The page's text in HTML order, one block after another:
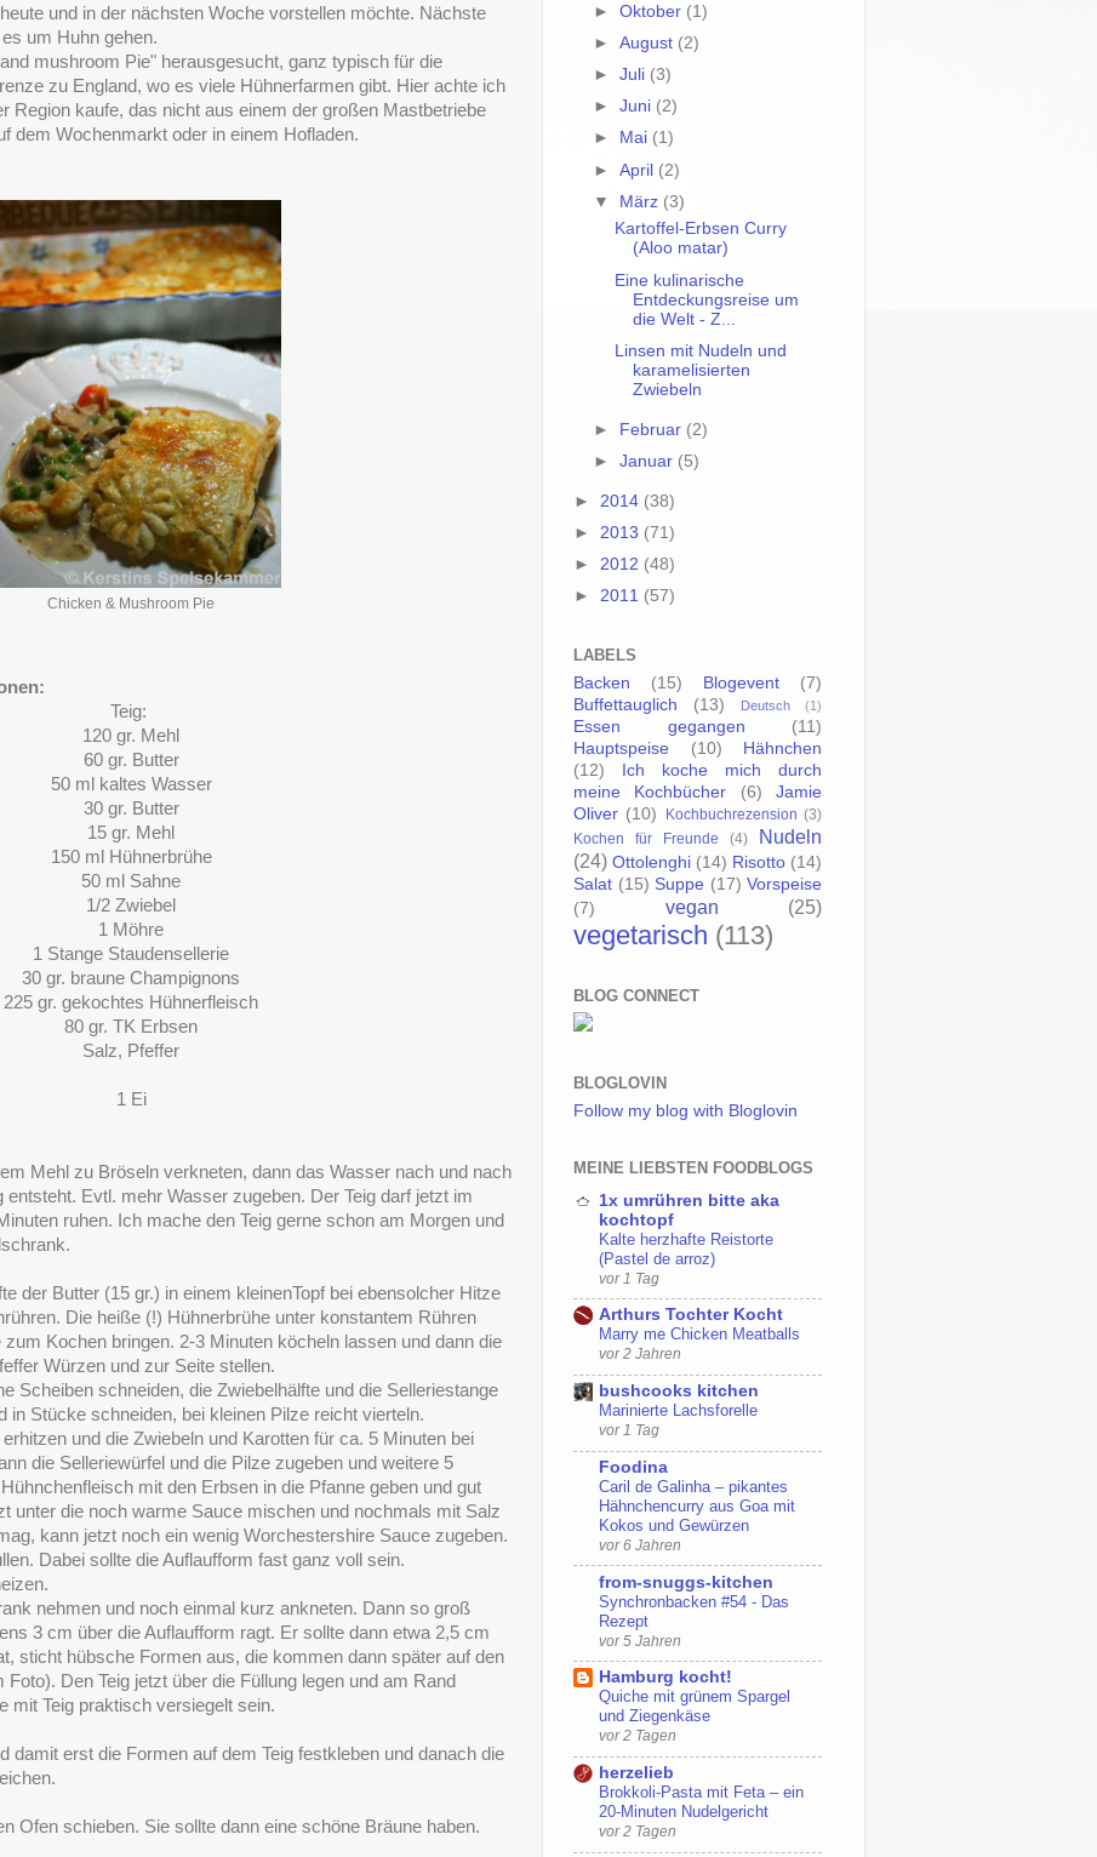
und in der nächsten Woche vorstellen möchte. Nächste
um Huhn gehen.
mushroom Pie" herausgesucht, ganz typisch für die
zu England, wo es viele Hühnerfarmen gibt. Hier achte ich
Region kaufe, das nicht aus einem der großen Mastbetriebe
dem Wochenmarkt oder in einem Hofladen.
Chicken & Mushroom Pie
Teig:
120 gr. Mehl
60 gr. Butter
50 ml kaltes Wasser
30 gr. Butter
15 gr. Mehl
150 ml Hühnerbrühe
50 ml Sahne
1/2 Zwiebel
1 Möhre
1 Stange Staudensellerie
30 gr. braune Champignons
225 gr. gekochtes Hühnerfleisch
80 gr. TK Erbsen
Salz, Pfeffer
1 Ei
Mehl zu Bröseln verkneten, dann das Wasser nach und nach
entsteht. Evtl. mehr Wasser zugeben. Der Teig darf jetzt im
ruhen. Ich mache den Teig gerne schon am Morgen und
der Butter (15 gr.) in einem kleinenTopf bei ebensolcher Hitze
Die heiße (!) Hühnerbrühe unter konstantem Rühren
Kochen bringen. 2-3 Minuten köcheln lassen und dann die
Würzen und zur Seite stellen.
Scheiben schneiden, die Zwiebelhälfte und die Selleriestange
in Stücke schneiden, bei kleinen Pilze reicht vierteln.
und die Zwiebeln und Karotten für ca. 5 Minuten bei
die Selleriewürfel und die Pilze zugeben und weitere 5
mit den Erbsen in die Pfanne geben und gut
unter die noch warme Sauce mischen und nochmals mit Salz
kann jetzt noch ein wenig Worchestershire Sauce zugeben.
Dabei sollte die Auflaufform fast ganz voll sein.
nehmen und noch einmal kurz ankneten. Dann so groß
3 cm über die Auflaufform ragt. Er sollte dann etwa 2,5 cm
sticht hübsche Formen aus, die kommen dann später auf den
Den Teig jetzt über die Füllung legen und am Rand
mit Teig praktisch versiegelt sein.
damit erst die Formen auf dem Teig festkleben und danach die
Ofen schieben. Sie sollte dann eine schöne Bräune haben.
►Oktober (1)
►August (2)
►Juli (3)
►Juni (2)
►
Mai (1)
►April (2)
▼ März (3)
Kartoffel-Erbsen Curry
(Aloo matar)
Eine kulinarische
Entdeckungsreise um
die Welt - Z...
Linsen mit Nudeln und
karamelisierten
Zwiebeln
► Februar (2)
►Januar (5)
► 2014 (38)
► 2013 (71)
► 2012 (48)
► 2011 (57)
LABELS
Backen
(15) Blogevent
(7)
Buffettauglich
(13) Deutsch (1)
Essen gegangen
(11)
Hauptspeise
(10)
Hähnchen
(12)
Ich koche mich durch
meine Kochbücher
(6)
Jamie
Oliver (10) Kochbuchrezension (3)
Kochen für Freunde
(4)
Nudeln
(24) Ottolenghi (14) Risotto (14)
Salat (15) Suppe (17) Vorspeise
(7)
vegan (25)
vegetarisch (113)
BLOG CONNECT
BLOGLOVIN
Follow my blog with Bloglovin
MEINE LIEBSTEN FOODBLOGS
1x umrühren bitte aka
kochtopf
Kalte herzhafte Reistorte
(Pastel de arroz)
vor 1 Tag
Arthurs Tochter Kocht
Marry me Chicken Meatballs
vor 2 Jahren
bushcooks kitchen
Marinierte Lachsforelle
vor 1 Tag
Foodina
Caril de Galinha – pikantes
Hähnchencurry aus Goa mit
Kokos und Gewürzen
vor 6 Jahren
from-snuggs-kitchen
Synchronbacken #54 - Das
Rezept
vor 5 Jahren
Hamburg kocht!
Quiche mit grünem Spargel
und Ziegenkäse
vor 2 Tagen
herzelieb
Brokkoli-Pasta mit Feta – ein
20-Minuten Nudelgericht
vor 2 Tagen